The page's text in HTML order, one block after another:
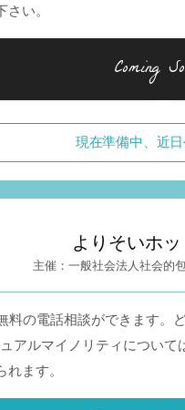
い。
現在準備中、近日
よりそいホ
一般社会法人社会的
料の電話相談ができます。
アルマイノリティについ
ます。